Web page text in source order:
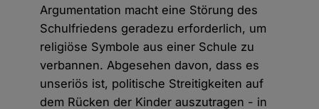
Argumentation macht eine Störung des
Schulfriedens geradezu erforderlich, um
religiöse Symbole aus einer Schule zu
verbannen. Abgesehen davon, dass es
unseriös ist, politische Streitigkeiten auf
dem Rücken der Kinder auszutragen - in